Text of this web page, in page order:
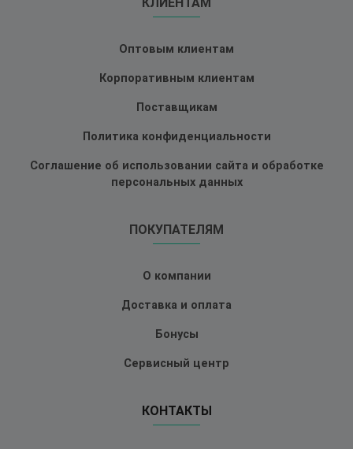
Оптовым клиентам
Корпоративным клиентам
Поставщикам
Политика конфиденциальности
Соглашение об использовании сайта и обработке
персональных данных
ПОКУПАТЕЛЯМ
О компании
Доставка и оплата
Бонусы
Сервисный центр
КОНТАКТЫ